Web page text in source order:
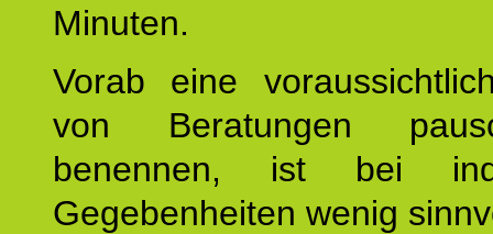
Minuten.
Vorab eine
von Beratungen
benennen, ist bei
Gegebenheiten wenig